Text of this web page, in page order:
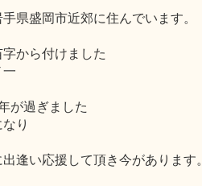
県盛岡市近郊に住んでいます。
から付けました
が過ぎました
り
逢い応援して頂き今があります。